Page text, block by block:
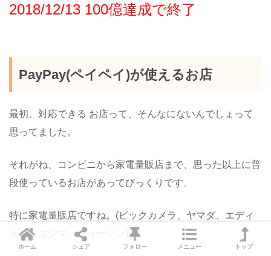
2018/12/13 100億達成で終了
PayPay(ペイペイ)が使えるお店
最初、対応できる お店って、そんなにないんでしょって
思ってました。
それがね、コンビニから家電量販店まで、思った以上に普
段使っているお店があってびっくりです。
特に家電量販店ですね。(ビックカメラ、ヤマダ、エディ
オン、コジマ、ジョーシン)
ホーム シェア フォロー メニュー トップ